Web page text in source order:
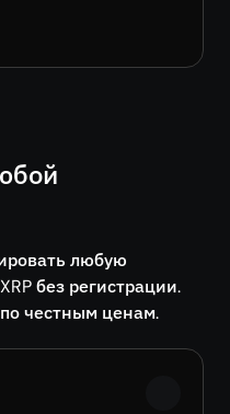
любую
без регистрации.
честным ценам.